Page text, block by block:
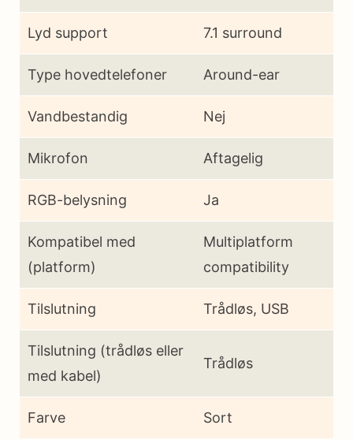
Lyd support 7.1 surround
Type hovedtelefoner Around-ear
Vandbestandig Nej
Mikrofon Aftagelig
RGB-belysning Ja
Kompatibel med
(platform)
Multiplatform
compatibility
Tilslutning Trådløs, USB
Tilslutning (trådløs eller
med kabel)
Trådløs
Farve Sort